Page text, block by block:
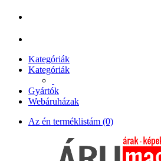
Kategóriák
Kategóriák
Gyártók
Webáruházak
Az én terméklistám (0)